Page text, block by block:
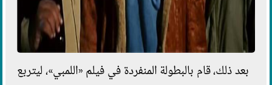
بعد ذلك، قام بالبطولة المنفردة في فيلم «اللمبي»، ليتربع